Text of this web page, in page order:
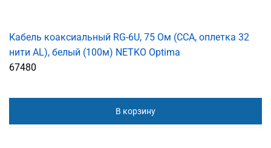
Кабель коаксиальный RG-6U, 75 Ом (CCA, оплетка 32
нити AL), белый (100м) NETKO Optima
67480
В корзину